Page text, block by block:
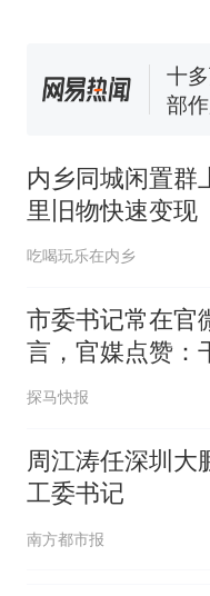
已
核查
十
部
搜
热
因
内乡同城闲置群
里旧物快速变现
吃喝玩乐在内乡
市委书记常在官
言，官媒点赞：
上网潜水
探马快报
周江涛任深圳大
工委书记
南方都市报